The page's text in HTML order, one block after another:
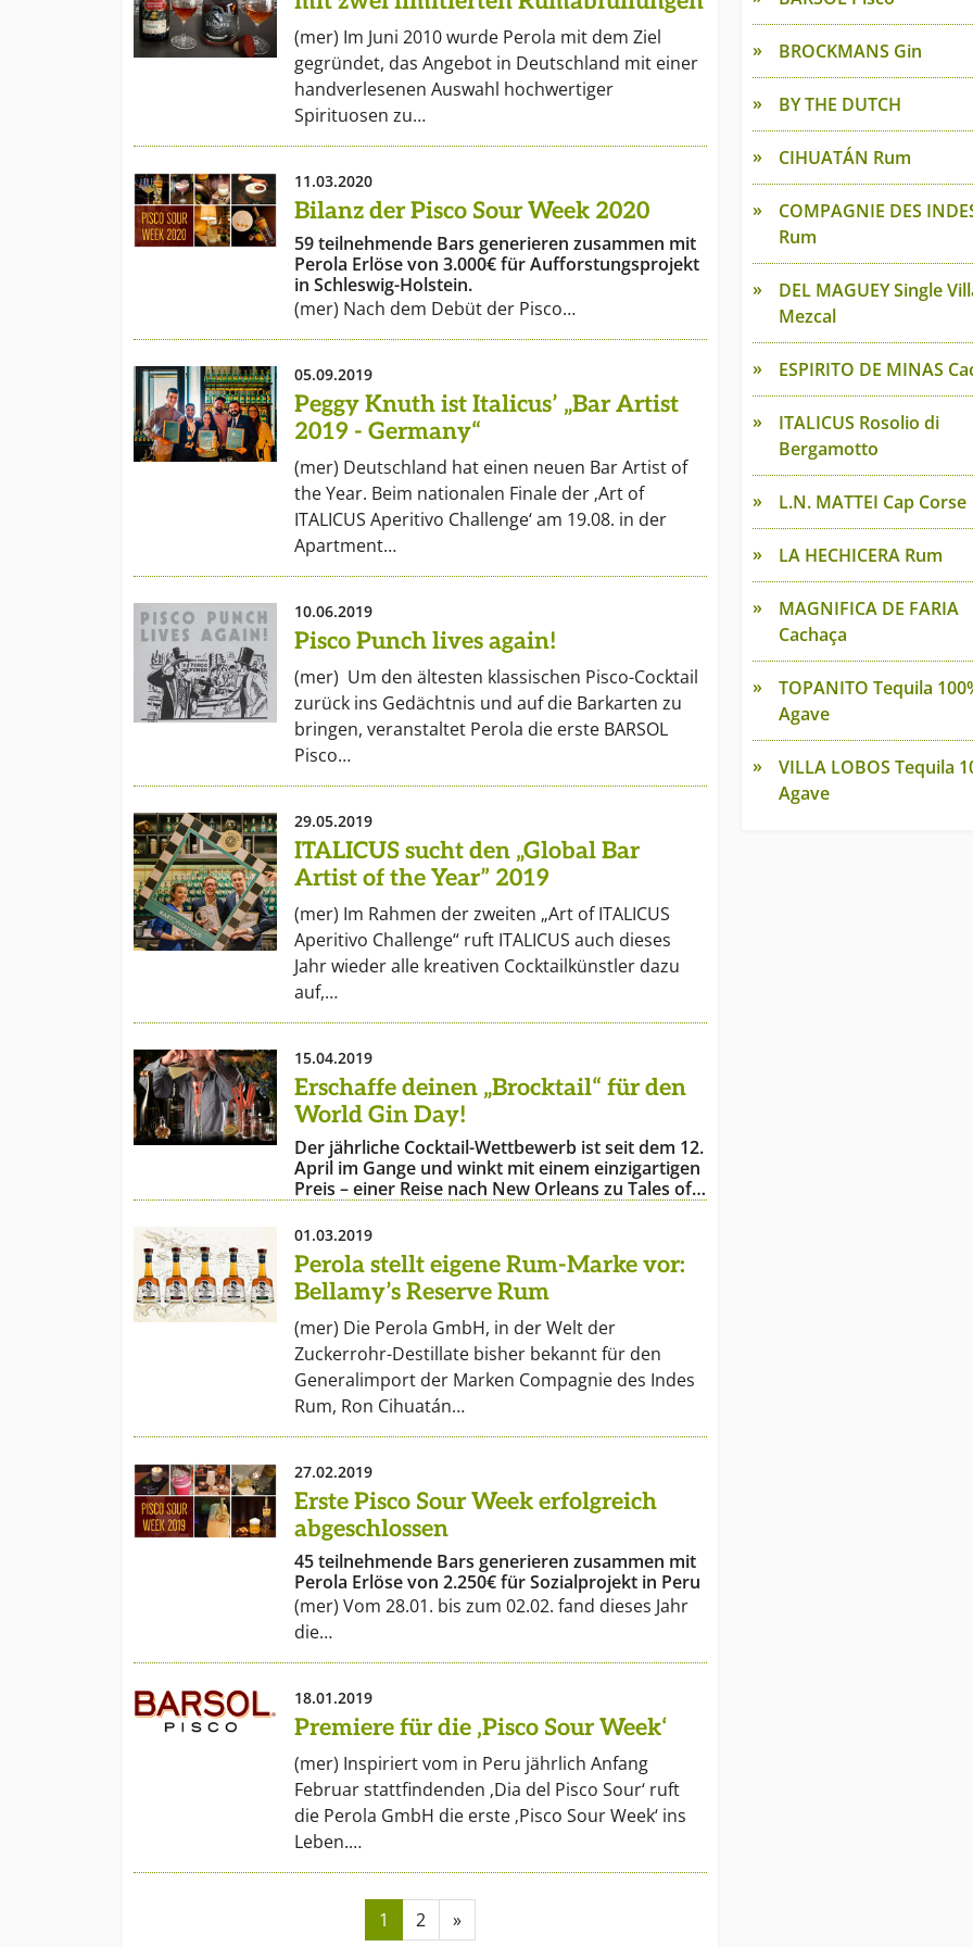
Augenmaß zu genießen.
(mer) Im Juni 2010 wurde Perola mit dem Ziel
gegründet, das Angebot in Deutschland mit einer
handverlesenen Auswahl hochwertiger
Spirituosen zu…
11.03.2020
Bilanz der Pisco Sour Week 2020
59 teilnehmende Bars generieren zusammen mit
Perola Erlöse von 3.000€ für Aufforstungsprojekt
in Schleswig-Holstein.
(mer) Nach dem Debüt der Pisco…
05.09.2019
Peggy Knuth ist Italicus’ „Bar Artist
2019 - Germany“
(mer) Deutschland hat einen neuen Bar Artist of
the Year. Beim nationalen Finale der ‚Art of
ITALICUS Aperitivo Challenge‘ am 19.08. in der
Apartment…
10.06.2019
Pisco Punch lives again!
(mer) Um den ältesten klassischen Pisco-Cocktail
zurück ins Gedächtnis und auf die Barkarten zu
bringen, veranstaltet Perola die erste BARSOL
Pisco…
29.05.2019
ITALICUS sucht den „Global Bar
Artist of the Year” 2019
(mer) Im Rahmen der zweiten „Art of ITALICUS
Aperitivo Challenge“ ruft ITALICUS auch dieses
Jahr wieder alle kreativen Cocktailkünstler dazu
auf,…
15.04.2019
Erschaffe deinen „Brocktail“ für den
World Gin Day!
Der jährliche Cocktail-Wettbewerb ist seit dem 12.
April im Gange und winkt mit einem einzigartigen
Preis – einer Reise nach New Orleans zu Tales of…
01.03.2019
Perola stellt eigene Rum-Marke vor:
Bellamy’s Reserve Rum
(mer) Die Perola GmbH, in der Welt der
Zuckerrohr-Destillate bisher bekannt für den
Generalimport der Marken Compagnie des Indes
Rum, Ron Cihuatán…
27.02.2019
Erste Pisco Sour Week erfolgreich
abgeschlossen
45 teilnehmende Bars generieren zusammen mit
Perola Erlöse von 2.250€ für Sozialprojekt in Peru
(mer) Vom 28.01. bis zum 02.02. fand dieses Jahr
die…
18.01.2019
Premiere für die ‚Pisco Sour Week‘
(mer) Inspiriert vom in Peru jährlich Anfang
Februar stattfindenden ‚Dia del Pisco Sour‘ ruft
die Perola GmbH die erste ‚Pisco Sour Week‘ ins
Leben.…
1 2 »
BROCKMANS Gin
BY THE DUTCH
CIHUATÁN Rum
COMPAGNIE DES
Rum
DEL MAGUEY Single
Mezcal
ESPIRITO DE MINAS
ITALICUS Rosolio di
Bergamotto
L.N. MATTEI Cap Corse
LA HECHICERA Rum
MAGNIFICA DE FARIA
Cachaça
TOPANITO Tequila
Agave
VILLA LOBOS Tequila
Agave